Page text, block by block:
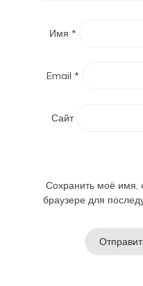
Имя *
Email *
Сайт
Сохранить моё имя,
браузере для